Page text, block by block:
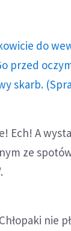
do
przed
skarb.
Ech! A
ze
nie